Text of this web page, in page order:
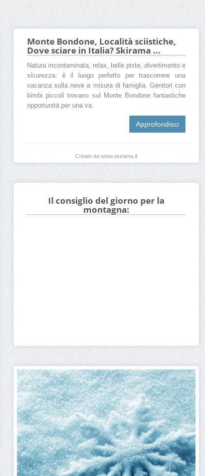
Monte Bondone, Località sciistiche,
Dove sciare in Italia? Skirama ...
Natura incontaminata, relax, belle piste, divertimento e
sicurezza: è il luogo perfetto per trascorrere una
vacanza sulla neve a misura di famiglia. Genitori con
bimbi piccoli trovano sul Monte Bondone fantastiche
opportunità per una va.
Approfondisci
Creato da www.skirama.it
Il consiglio del giorno per la
montagna: